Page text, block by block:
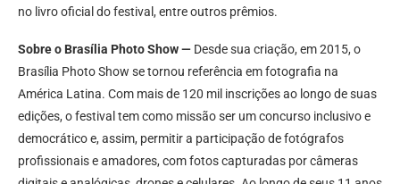
no livro oficial do festival, entre outros prêmios.
Sobre o Brasília Photo Show — Desde sua criação, em 2015, o
Brasília Photo Show se tornou referência em fotografia na
América Latina. Com mais de 120 mil inscrições ao longo de suas
edições, o festival tem como missão ser um concurso inclusivo e
democrático e, assim, permitir a participação de fotógrafos
profissionais e amadores, com fotos capturadas por câmeras